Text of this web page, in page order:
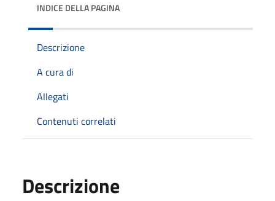
INDICE DELLA PAGINA
Descrizione
A cura di
Allegati
Contenuti correlati
Descrizione